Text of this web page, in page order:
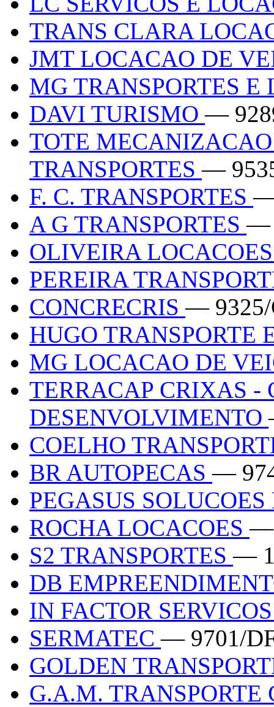
TRANS CLARA
JMT LOCACAO DE
MG TRANSPORTES E
DAVI TURISMO—
TOTE
TRANSPORTES—
F. C. TRANSPORTES—
A G TRANSPORTES—
OLIVEIRA
PEREIRA
CONCRECRIS— 9325/
HUGO TRANSPORTE
MG LOCACAO DE
TERRACAP CRIXAS -
DESENVOLVIMENTO
COELHO
BR AUTOPECAS—
PEGASUS
ROCHA LOCACOES—
S2 TRANSPORTES—
DB
IN FACTOR
SERMATEC— 9701/
GOLDEN
G.A.M. TRANSPORTE